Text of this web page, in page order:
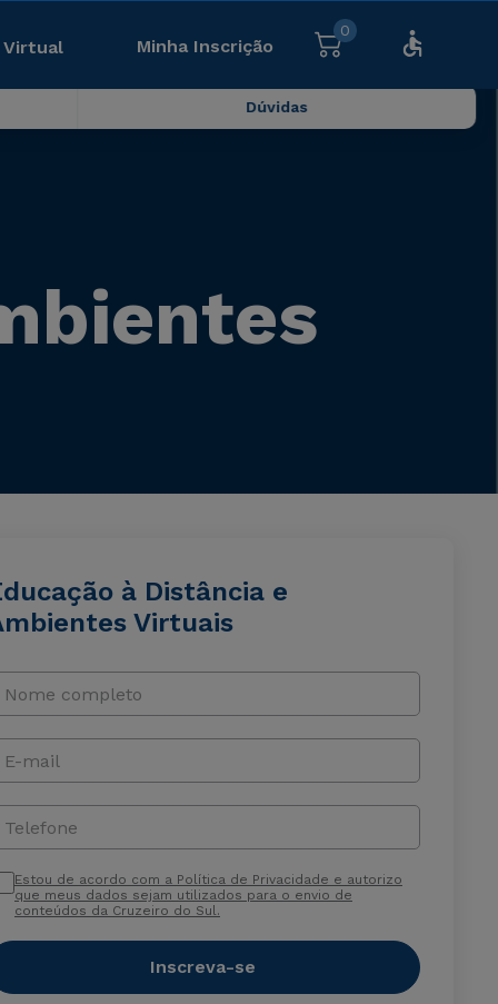
Virtual Minha Inscrição
0
Dúvidas
à Distância e
Virtuais
Nome completo
E-mail
Telefone
Estou de acordo com a Política de Privacidade e autorizo
que meus dados sejam utilizados para o envio de
conteúdos da Cruzeiro do Sul.
Inscreva-se